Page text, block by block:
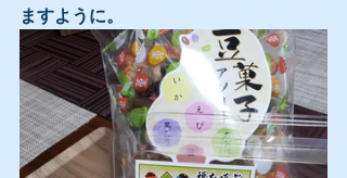
ますように。